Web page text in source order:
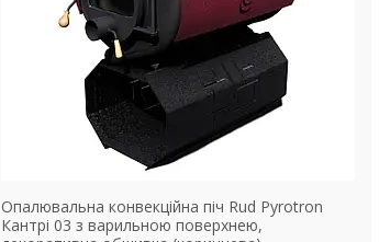
Опалювальна конвекційна піч Rud Pyrotron
Кантрі 03 з варильною поверхнею,